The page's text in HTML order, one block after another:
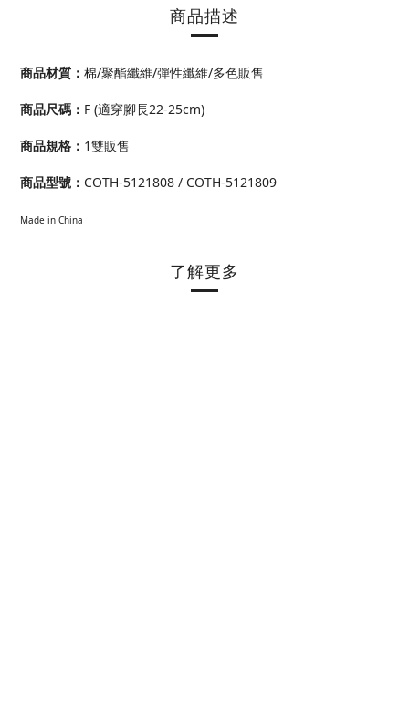
商品描述
商品材質： 棉/聚酯纖維/彈性纖維/多色販售
商品尺碼： F (適穿腳長22-25cm)
商品規格： 1雙販售
商品型號： COTH-5121808 / COTH-5121809
Made in China
了解更多